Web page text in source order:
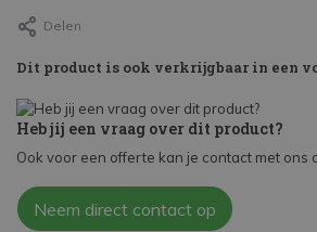
Delen
Dit product is ook verkrijgbaar in een
Heb jij een vraag over dit product?
Ook voor een offerte kan je contact met ons
Neem direct contact op